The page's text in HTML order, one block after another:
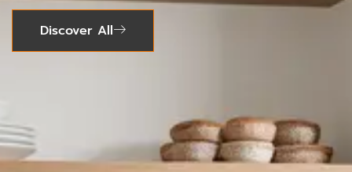
Discover All